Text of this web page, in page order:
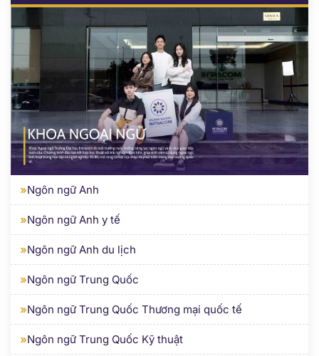
»Ngôn ngữ Anh
»Ngôn ngữ Anh y tế
»Ngôn ngữ Anh du lịch
»Ngôn ngữ Trung Quốc
»Ngôn ngữ Trung Quốc Thương mại quốc tế
»Ngôn ngữ Trung Quốc Kỹ thuật
»Ngôn ngữ Trung Quốc y tế